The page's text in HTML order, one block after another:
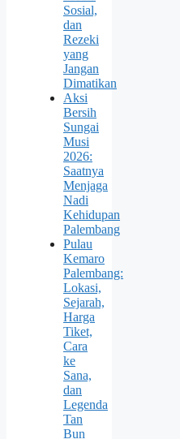
Sosial,
dan
Rezeki
yang
Jangan
Dimatikan
Aksi
Bersih
Sungai
Musi
2026:
Saatnya
Menjaga
Nadi
Kehidupan
Palembang
Pulau
Kemaro
Palembang:
Lokasi,
Sejarah,
Harga
Tiket,
Cara
ke
Sana,
dan
Legenda
Tan
Bun